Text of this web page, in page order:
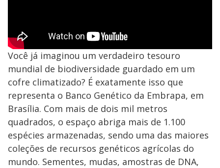
Você já imaginou um verdadeiro tesouro
mundial de biodiversidade guardado em um
cofre climatizado? É exatamente isso que
representa o Banco Genético da Embrapa, em
Brasília. Com mais de dois mil metros
quadrados, o espaço abriga mais de 1.100
espécies armazenadas, sendo uma das maiores
coleções de recursos genéticos agrícolas do
mundo. Sementes, mudas, amostras de DNA,